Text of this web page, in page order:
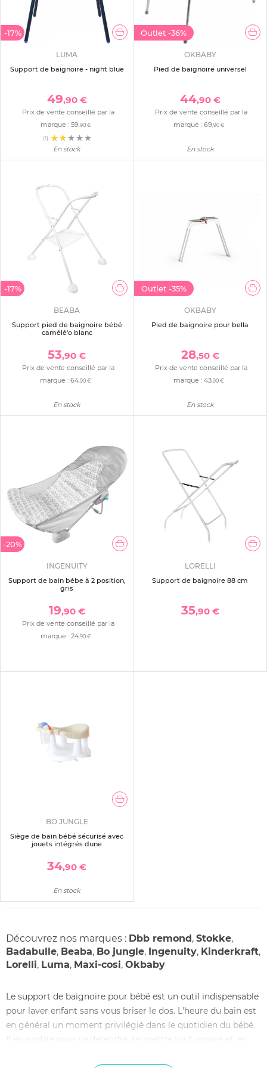
-17%
LUMA
Support de baignoire - night blue
49,90 €
Prix de vente conseillé par la
marque : 59,90 €
(1)
En stock
Outlet -36%
OKBABY
Pied de baignoire universel
44,90 €
Prix de vente conseillé par la
marque : 69,90 €
En stock
-17%
BEABA
Support pied de baignoire bébé
camélé'o blanc
53,90 €
Prix de vente conseillé par la
marque :64,90 €
En stock
Outlet -35%
OKBABY
Pied de baignoire pour bella
28,50 €
Prix de vente conseillé par la
marque :43,90 €
En stock
-20%
INGENUITY
Support de bain bébe à 2 position,
gris
19,90 €
Prix de vente conseillé par la
marque : 24,90 €
LORELLI
Support de baignoire 88 cm
35,90 €
BO JUNGLE
Siège de bain bébé sécurisé avec
jouets intégrés dune
34,90 €
En stock
Découvrez nos marques : Dbb remond, Stokke,
Badabulle, Beaba, Bo jungle, Ingenuity, Kinderkraft,
Lorelli, Luma, Maxi-cosi, Okbaby
Le support de baignoire pour bébé est un outil indispensable
pour laver enfant sans vous briser le dos. L'heure du bain est
en général un moment privilégié dans le quotidien du bébé.
Il en profite pour se détendre, se mettre tout propre et, en